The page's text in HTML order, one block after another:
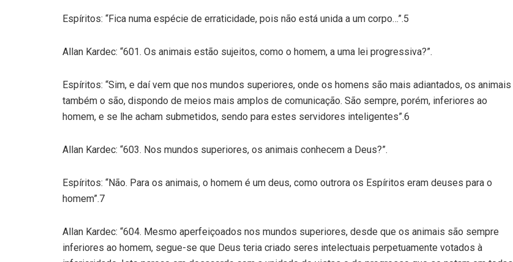
Espíritos: “Fica numa espécie de erraticidade, pois não está unida a um corpo…”.5
Allan Kardec: “601. Os animais estão sujeitos, como o homem, a uma lei progressiva?”.
Espíritos: “Sim, e daí vem que nos mundos superiores, onde os homens são mais adiantados, os animais
também o são, dispondo de meios mais amplos de comunicação. São sempre, porém, inferiores ao
homem, e se lhe acham submetidos, sendo para estes servidores inteligentes”.6
Allan Kardec: “603. Nos mundos superiores, os animais conhecem a Deus?”.
Espíritos: “Não. Para os animais, o homem é um deus, como outrora os Espíritos eram deuses para o
homem”.7
Allan Kardec: “604. Mesmo aperfeiçoados nos mundos superiores, desde que os animais são sempre
inferiores ao homem, segue-se que Deus teria criado seres intelectuais perpetuamente votados à